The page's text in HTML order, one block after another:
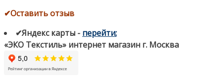
✔Оставить отзыв
✔Яндекс карты - перейти;
«ЭКО Текстиль» интернет магазин г. Москва